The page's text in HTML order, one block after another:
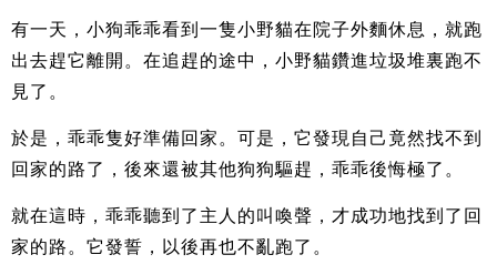
有一天，小狗乖乖看到一隻小野貓在院子外麵休息，就跑
出去趕它離開。在追趕的途中，小野貓鑽進垃圾堆裏跑不
見了。
於是，乖乖隻好準備回家。可是，它發現自己竟然找不到
回家的路了，後來還被其他狗狗驅趕，乖乖後悔極了。
就在這時，乖乖聽到了主人的叫喚聲，才成功地找到了回
家的路。它發誓，以後再也不亂跑了。